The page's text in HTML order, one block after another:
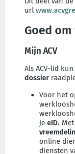
url
Goed
Mijn ACV
Als ACV-lid
dossier
Voor het
je eID.
online
diensten